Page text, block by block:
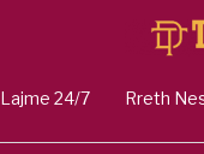
Lajme 24/7 Rreth